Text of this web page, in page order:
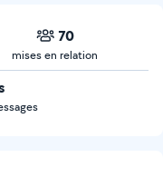
70
mises en relation